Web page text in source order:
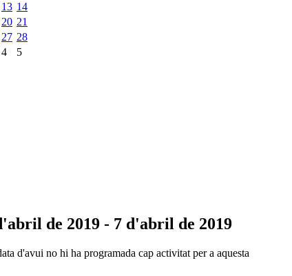
13 14
20 21
27 28
4 5
de 2019 - 7 d'abril de 2019
d'avui no hi ha programada cap activitat per a aquesta